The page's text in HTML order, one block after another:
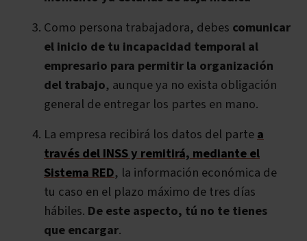
Como persona trabajadora, debes comunicar
el inicio de tu incapacidad temporal al
empresario para permitir la organización
del trabajo, aunque ya no exista obligación
general de entregar los partes en mano.
La empresa recibirá los datos del partea
través del INSS y remitirá, mediante el
Sistema RED, la información económica de
tu caso en el plazo máximo de tres días
hábiles. De este aspecto, tú no te tienes
que encargar.